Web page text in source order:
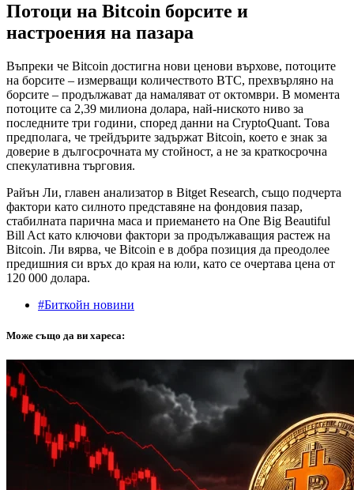
Потоци на Bitcoin борсите и
настроения на пазара
Въпреки че Bitcoin достигна нови ценови върхове, потоците
на борсите – измерващи количеството BTC, прехвърляно на
борсите – продължават да намаляват от октомври. В момента
потоците са 2,39 милиона долара, най-ниското ниво за
последните три години, според данни на CryptoQuant. Това
предполага, че трейдърите задържат Bitcoin, което е знак за
доверие в дългосрочната му стойност, а не за краткосрочна
спекулативна търговия.
Райън Ли, главен анализатор в Bitget Research, също подчерта
фактори като силното представяне на фондовия пазар,
стабилната парична маса и приемането на One Big Beautiful
Bill Act като ключови фактори за продължаващия растеж на
Bitcoin. Ли вярва, че Bitcoin е в добра позиция да преодолее
предишния си връх до края на юли, като се очертава цена от
120 000 долара.
#Биткойн новини
Може също да ви хареса: